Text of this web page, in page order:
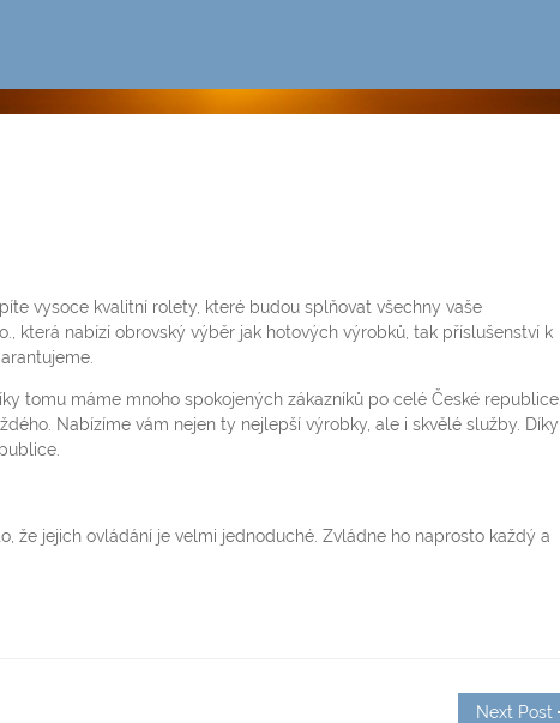
vysoce kvalitní rolety, které budou splňovat všechny vaše
která nabízí obrovský výběr jak hotových výrobků, tak příslušenství k
tomu máme mnoho spokojených zákazníků po celé České republice.
Nabízíme vám nejen ty nejlepší výrobky, ale i skvělé služby. Díky
že jejich ovládání je velmi jednoduché. Zvládne ho naprosto každý a
Next Post